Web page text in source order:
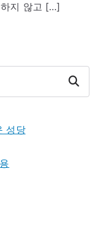
하지 않고 […]
Search
성당